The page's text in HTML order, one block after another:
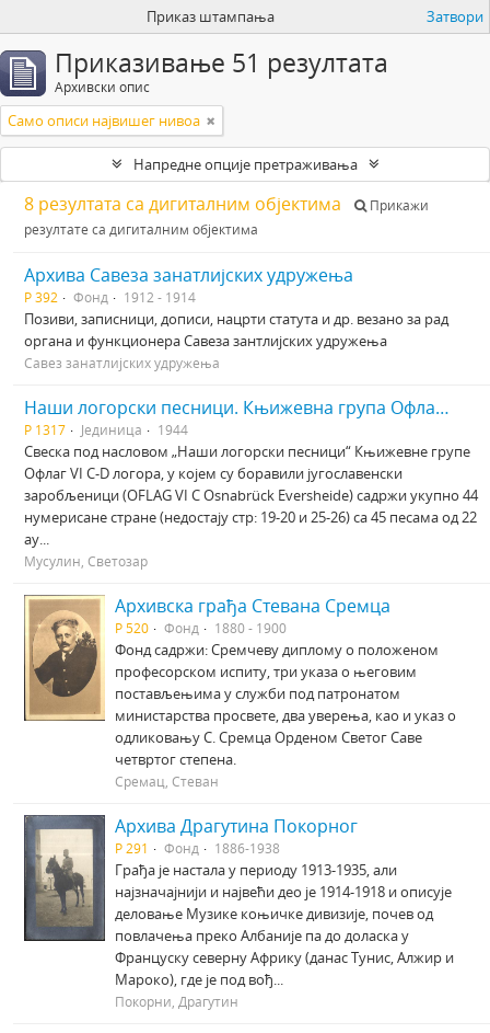
Приказ штампања Затвори
Приказивање 51 резултата
Архивски опис
Само описи највишег нивоа
Напредне опције претраживања
8 резултата са дигиталним објектима
Прикажи
резултате са дигиталним објектима
Архива Савеза занатлијских удружења
Р 392 Фонд 1912 - 1914
Позиви, записници, дописи, нацрти статута и др. везано за рад
органа и функционера Савеза зантлијских удружења
Савез занатлијских удружења
Наши логорски песници. Књижевна група Офлаг VI C-D
Р 1317 Јединица 1944
Свеска под насловом „Наши логорски песници“ Књижевне групе
Офлаг VI C-D логора, у којем су боравили југославенски
заробљеници (OFLAG VI C Osnabrück Eversheide) садржи укупно 44
нумерисане стране (недостају стр: 19-20 и 25-26) са 45 песама од 22
ау...
Мусулин, Светозар
Архивска грађа Стевана Сремца
Р 520 Фонд 1880 - 1900
Фонд садржи: Сремчеву диплому о положеном
професорском испиту, три указа о његовим
постављењима у служби под патронатом
министарства просвете, два уверења, као и указ о
одликовању С. Сремца Орденом Светог Саве
четвртог степена.
Сремац, Стеван
Архива Драгутина Покорног
Р 291 Фонд 1886-1938
Грађа је настала у периоду 1913-1935, али
најзначајнији и највећи део је 1914-1918 и описује
деловање Музике коњичке дивизије, почев од
повлачења преко Албаније па до доласка у
Француску северну Африку (данас Тунис, Алжир и
Мароко), где је под вођ...
Покорни, Драгутин